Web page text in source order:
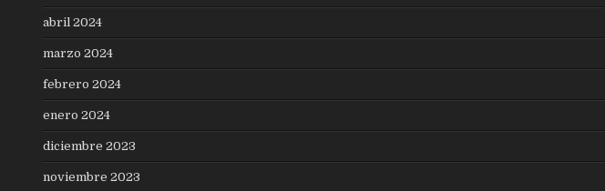
abril 2024
marzo 2024
febrero 2024
enero 2024
diciembre 2023
noviembre 2023